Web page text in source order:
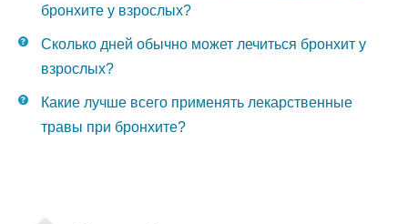
бронхите у взрослых?
Сколько дней обычно может лечиться бронхит у
взрослых?
Какие лучше всего применять лекарственные
травы при бронхите?